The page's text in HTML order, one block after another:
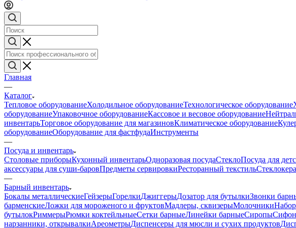
Главная
—
Каталог
Тепловое оборудованиеХолодильное оборудованиеТехнологическое оборудование
оборудованиеУпаковочное оборудованиеКассовое и весовое оборудование
инвентарьТорговое оборудование для магазиновКлиматическое оборудование
оборудованиеОборудование для фастфудаИнструменты
—
Посуда и инвентарь
Столовые приборыКухонный инвентарьОдноразовая посудаСтеклоПосуда для
аксессуары для суши-баровПредметы сервировкиРесторанный текстиль
—
Барный инвентарь
Бокалы металлическиеГейзерыГорелкиДжиггерыДозатор для бутылкиЗвонки
барменскиеЛожки для мороженого и фруктовМадлеры, сквизерыМолочники
бутылокРиммерыРюмки коктейльныеСетки барныеЛинейки барныеСиропы
нарзанники, открывалкиАреометрыДиспенсеры для мюсли и сухих продуктов